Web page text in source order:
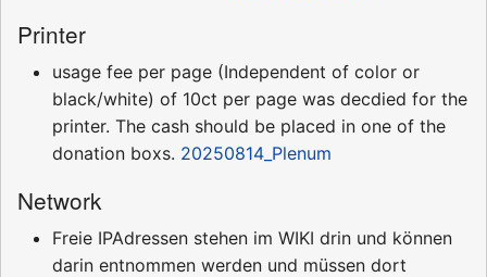
Printer
usage fee per page (Independent of color or
black/white) of 10ct per page was decdied for the
printer. The cash should be placed in one of the
donation boxs. 20250814_Plenum
Network
Freie IPAdressen stehen im WIKI drin und können
darin entnommen werden und müssen dort